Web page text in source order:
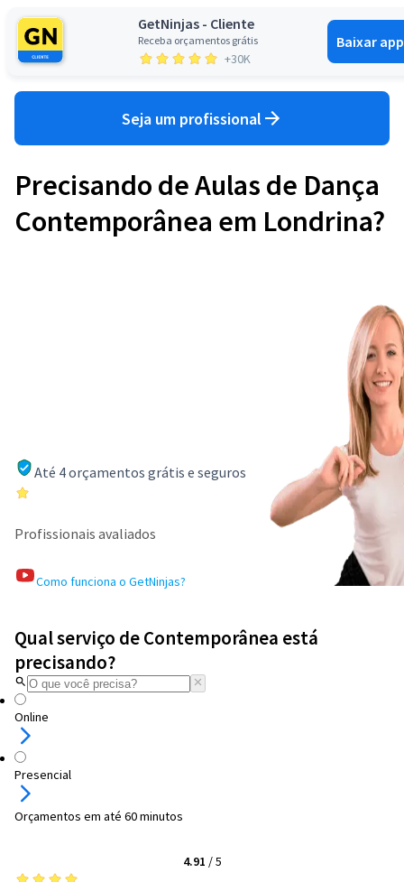
GetNinjas - Cliente
Receba orçamentos grátis
+30K
Baixar app
Seja um profissional
Precisando de Aulas de Dança
Contemporânea em Londrina?
Até 4 orçamentos grátis e seguros
Profissionais avaliados
Como funciona o GetNinjas?
Qual serviço de Contemporânea está
precisando?
Online
Presencial
Orçamentos em até 60 minutos
4.91 /5